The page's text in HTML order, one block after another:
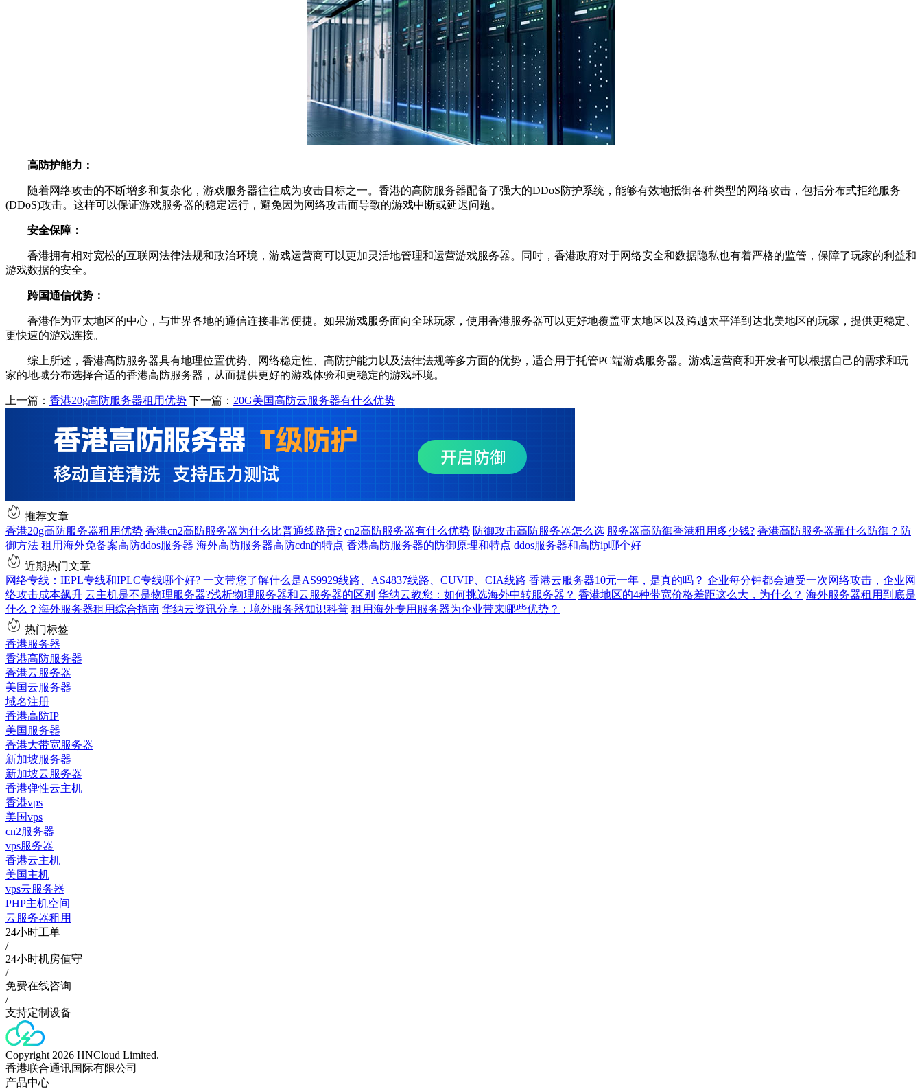
高防护能力：
随着网络攻击的不断增多和复杂化，游戏服务器往往成为攻击目标之一。香港的高防服务器配备了强大的DDoS防护系统，能够有效地抵御各种类型的网络攻击，包括分布式拒绝服务
(DDoS)攻击。这样可以保证游戏服务器的稳定运行，避免因为网络攻击而导致的游戏中断或延迟问题。
安全保障：
香港拥有相对宽松的互联网法律法规和政治环境，游戏运营商可以更加灵活地管理和运营游戏服务器。同时，香港政府对于网络安全和数据隐私也有着严格的监管，保障了玩家的利益和
游戏数据的安全。
跨国通信优势：
香港作为亚太地区的中心，与世界各地的通信连接非常便捷。如果游戏服务面向全球玩家，使用香港服务器可以更好地覆盖亚太地区以及跨越太平洋到达北美地区的玩家，提供更稳定、
更快速的游戏连接。
综上所述，香港高防服务器具有地理位置优势、网络稳定性、高防护能力以及法律法规等多方面的优势，适合用于托管PC端游戏服务器。游戏运营商和开发者可以根据自己的需求和玩
家的地域分布选择合适的香港高防服务器，从而提供更好的游戏体验和更稳定的游戏环境。
上一篇： 香港20g高防服务器租用优势 下一篇： 20G美国高防云服务器有什么优势
推荐文章
香港20g高防服务器租用优势 香港cn2高防服务器为什么比普通线路贵? cn2高防服务器有什么优势 防御攻击高防服务器怎么选 服务器高防御香港租用多少钱? 香港高防服务器靠什么防御？防
御方法 租用海外免备案高防ddos服务器 海外高防服务器高防cdn的特点 香港高防服务器的防御原理和特点 ddos服务器和高防ip哪个好
近期热门文章
网络专线：IEPL专线和IPLC专线哪个好? 一文带您了解什么是AS9929线路、AS4837线路、CUVIP、CIA线路 香港云服务器10元一年，是真的吗？ 企业每分钟都会遭受一次网络攻击，企业网
络攻击成本飙升 云主机是不是物理服务器?浅析物理服务器和云服务器的区别 华纳云教您：如何挑选海外中转服务器？ 香港地区的4种带宽价格差距这么大，为什么？ 海外服务器租用到底是
什么？海外服务器租用综合指南 华纳云资讯分享：境外服务器知识科普 租用海外专用服务器为企业带来哪些优势？
热门标签
香港服务器
香港高防服务器
香港云服务器
美国云服务器
域名注册
香港高防IP
美国服务器
香港大带宽服务器
新加坡服务器
新加坡云服务器
香港弹性云主机
香港vps
美国vps
cn2服务器
vps服务器
香港云主机
美国主机
vps云服务器
PHP主机空间
云服务器租用
24小时工单
/
24小时机房值守
/
免费在线咨询
/
支持定制设备
Copyright 2026 HNCloud Limited.
香港联合通讯国际有限公司
产品中心